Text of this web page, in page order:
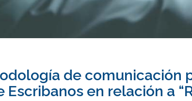
de comunicación
Escribanos en relación a